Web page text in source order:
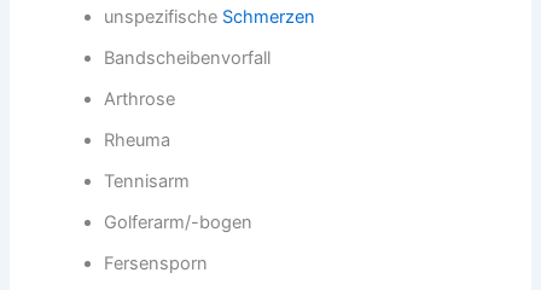
unspezifische Schmerzen
Bandscheibenvorfall
Arthrose
Rheuma
Tennisarm
Golferarm/-bogen
Fersensporn